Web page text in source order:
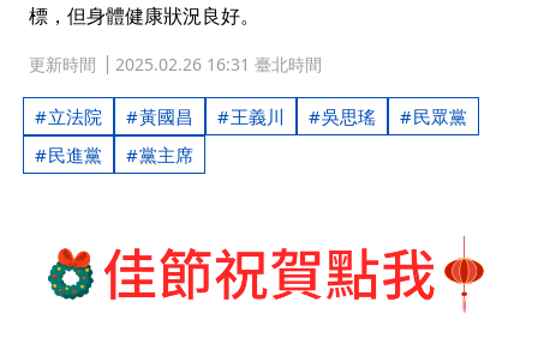
標，但身體健康狀況良好。
更新時間 2025.02.26 16:31 臺北時間
立法院 黃國昌 王義川 吳思瑤
民眾黨
民進黨
黨主席